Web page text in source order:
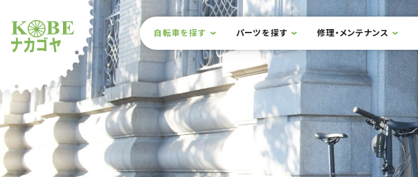
ショップナカゴヤ
サイト内メニュー
本文までスキップ
自転車を探す パーツを探す 修理・メンテナンス